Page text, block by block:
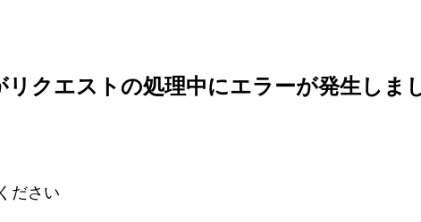
クエストの処理中にエラーが発生しま
ください